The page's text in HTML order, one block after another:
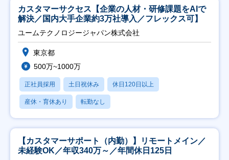
カスタマーサクセス【企業の人材・研修課題をAIで
解決／国内大手企業約3万社導入／フレックス可】
ユームテクノロジージャパン株式会社
東京都
500万~1000万
正社員採用 土日祝休み 休日120日以上
産休・育休あり 転勤なし
【カスタマーサポート（内勤）】リモートメイン／
未経験OK／年収340万～／年間休日125日